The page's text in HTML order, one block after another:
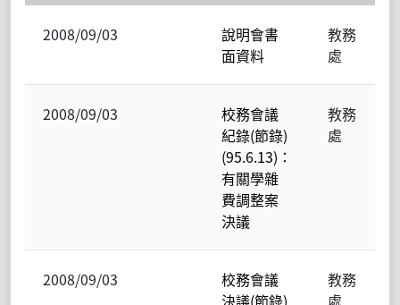
2008/09/03
說明會書
面資料
教務
處
2008/09/03
校務會議
紀錄(節錄)
(95.6.13)：
有關學雜
費調整案
決議
教務
處
2008/09/03
校務會議
決議(節錄)
教務
處